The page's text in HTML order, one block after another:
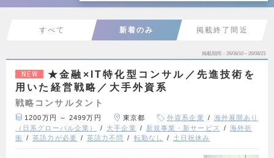
すべて 新着のみ 掲載終了間近
掲載期間 26/08/10～26/08/23
NEW
★金融×IT特化型コンサル／先進技術を
用いた経営戦略／大手外資系
戦略コンサルタント
1200万円 ～ 2499万円 東京都 外資系企業
海外展開あり
（日系グローバル企業）
大手企業 新規事業・新サービス
海外折
衝
英語力が必要 英語力不問 転勤なし 土日祝休み